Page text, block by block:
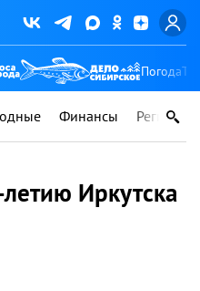
Погода
Финансы Регионы
Иркутска